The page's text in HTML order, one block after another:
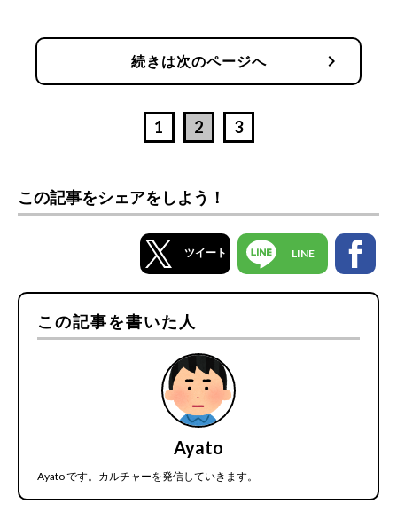
続きは次のページへ chevron_right
1 2 3
この記事をシェアをしよう！
ツイート LINE
この記事を書いた人
Ayato
Ayato です。カルチャーを発信していきます。